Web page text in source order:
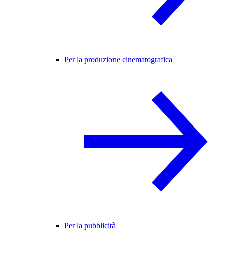
Per la produzione cinematografica
Per la pubblicità